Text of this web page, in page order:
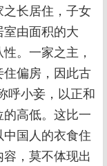
长居住，子女
由面积的大
。一家之主，
偏房，因此古
呼小妾，以正和
高低。这比一
国人的衣食住
，莫不体现出